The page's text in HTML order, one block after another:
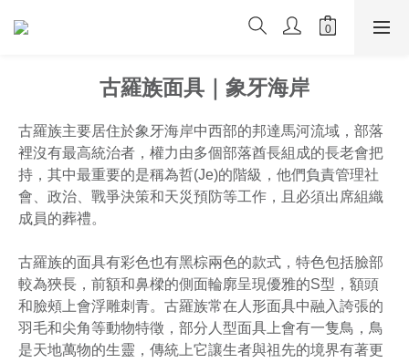
古羅族面具｜象牙海岸
古羅族主要居住於象牙海岸中西部的邦達馬河流域，部落
裡沒有最高統治者，權力由多個部落酋長組成的長老會把
持，其中最重要的是稱為哲(Je)的階級，他們負責管理社
會、政治、戰爭決策和天災預防等工作，且必須出席組織
成員的葬禮。
古羅族的面具有彩色也有黑棕兩色的款式，特色包括臉部
較為狹長，前額和鼻樑的側面輪廓呈現優雅的S型，額頭
和臉頰上會浮雕刺青。古羅族常在人形面具中融入誇張的
羽毛和尖角等動物特徵，部分人型面具上會有一隻鳥，鳥
是天地萬物的生靈，傳統上它讓生者與祖先的境界有著更